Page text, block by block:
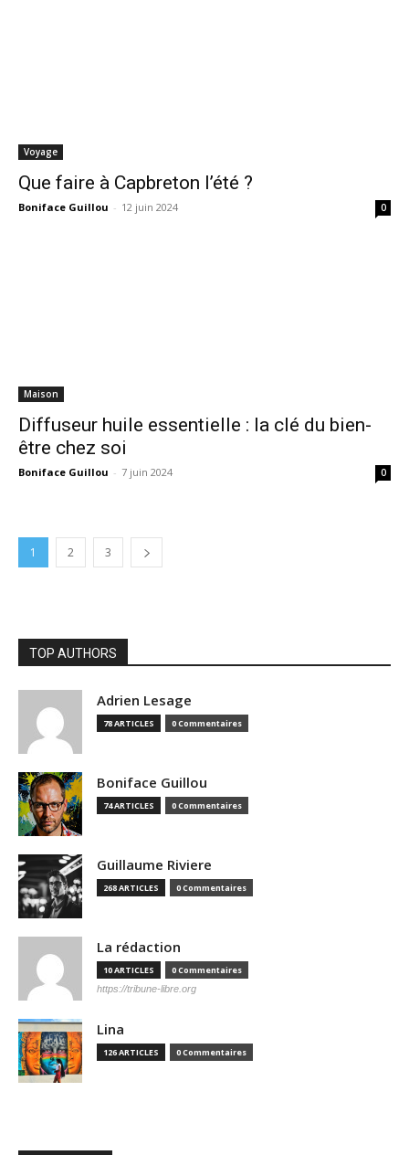
Voyage
Que faire à Capbreton l’été ?
Boniface Guillou - 12 juin 2024 0
Maison
Diffuseur huile essentielle : la clé du bien-
être chez soi
Boniface Guillou - 7 juin 2024 0
1 2 3
TOP AUTHORS
Adrien Lesage
78 ARTICLES 0 Commentaires
Boniface Guillou
74 ARTICLES 0 Commentaires
Guillaume Riviere
268 ARTICLES 0 Commentaires
La rédaction
10 ARTICLES 0 Commentaires
https://tribune-libre.org
Lina
126 ARTICLES 0 Commentaires